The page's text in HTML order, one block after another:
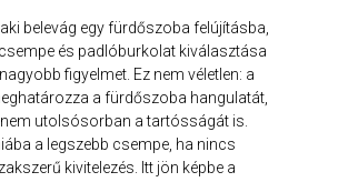
belevág egy fürdőszoba felújításba,
és padlóburkolat kiválasztása
figyelmet. Ez nem véletlen: a
a fürdőszoba hangulatát,
utolsósorban a tartósságát is.
a legszebb csempe, ha nincs
kivitelezés. Itt jön képbe a